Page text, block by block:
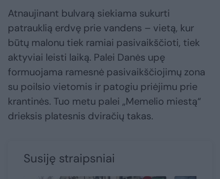
Atnaujinant bulvarą siekiama sukurti
patrauklią erdvę prie vandens – vietą, kur
būtų malonu tiek ramiai pasivaikščioti, tiek
aktyviai leisti laiką. Palei Danės upę
formuojama ramesnė pasivaikščiojimų zona
su poilsio vietomis ir patogiu priėjimu prie
krantinės. Tuo metu palei „Memelio miestą“
drieksis platesnis dviračių takas.
Susiję straipsniai